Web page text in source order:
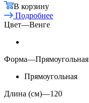
В корзину
Подробнее
Цвет—Венге
Форма—Прямоугольная
Прямоугольная
Длина (см)—120